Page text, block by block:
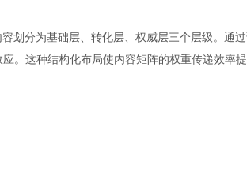
划分为基础层、转化层、权威层三个层级。通
。这种结构化布局使内容矩阵的权重传递效率